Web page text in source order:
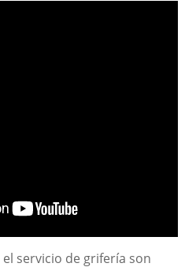
servicio de grifería son